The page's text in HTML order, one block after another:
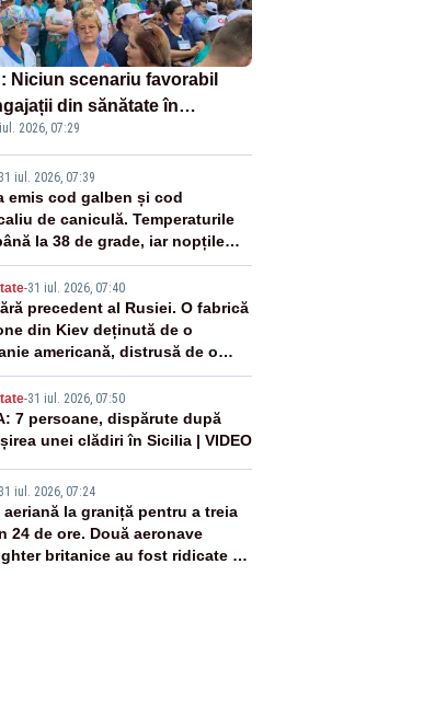
Niciun scenariu favorabil
din sănătate în
salarizării
2026, 07:29
iul. 2026, 07:39
emis cod galben și cod
de caniculă. Temperaturile
la 38 de grade, iar nopțile
-31 iul. 2026, 07:40
precedent al Rusiei. O fabrică
din Kiev deținută de o
americană, distrusă de o
rusească
-31 iul. 2026, 07:50
7 persoane, dispărute după
unei clădiri în Sicilia | VIDEO
iul. 2026, 07:24
aeriană la graniță pentru a treia
24 de ore. Două aeronave
britanice au fost ridicate de